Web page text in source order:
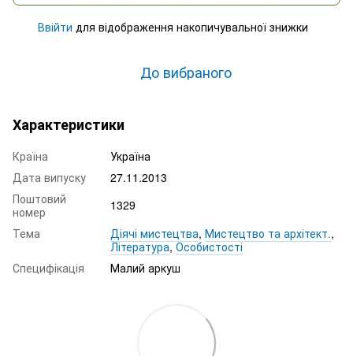
Ввійти для відображення накопичувальної знижки
До вибраного
Характеристики
Країна
Україна
Дата випуску
27.11.2013
Поштовий
номер
1329
Тема
Діячі мистецтва, Мистецтво та архітект.,
Література,Особистості
Специфікація
Малий аркуш